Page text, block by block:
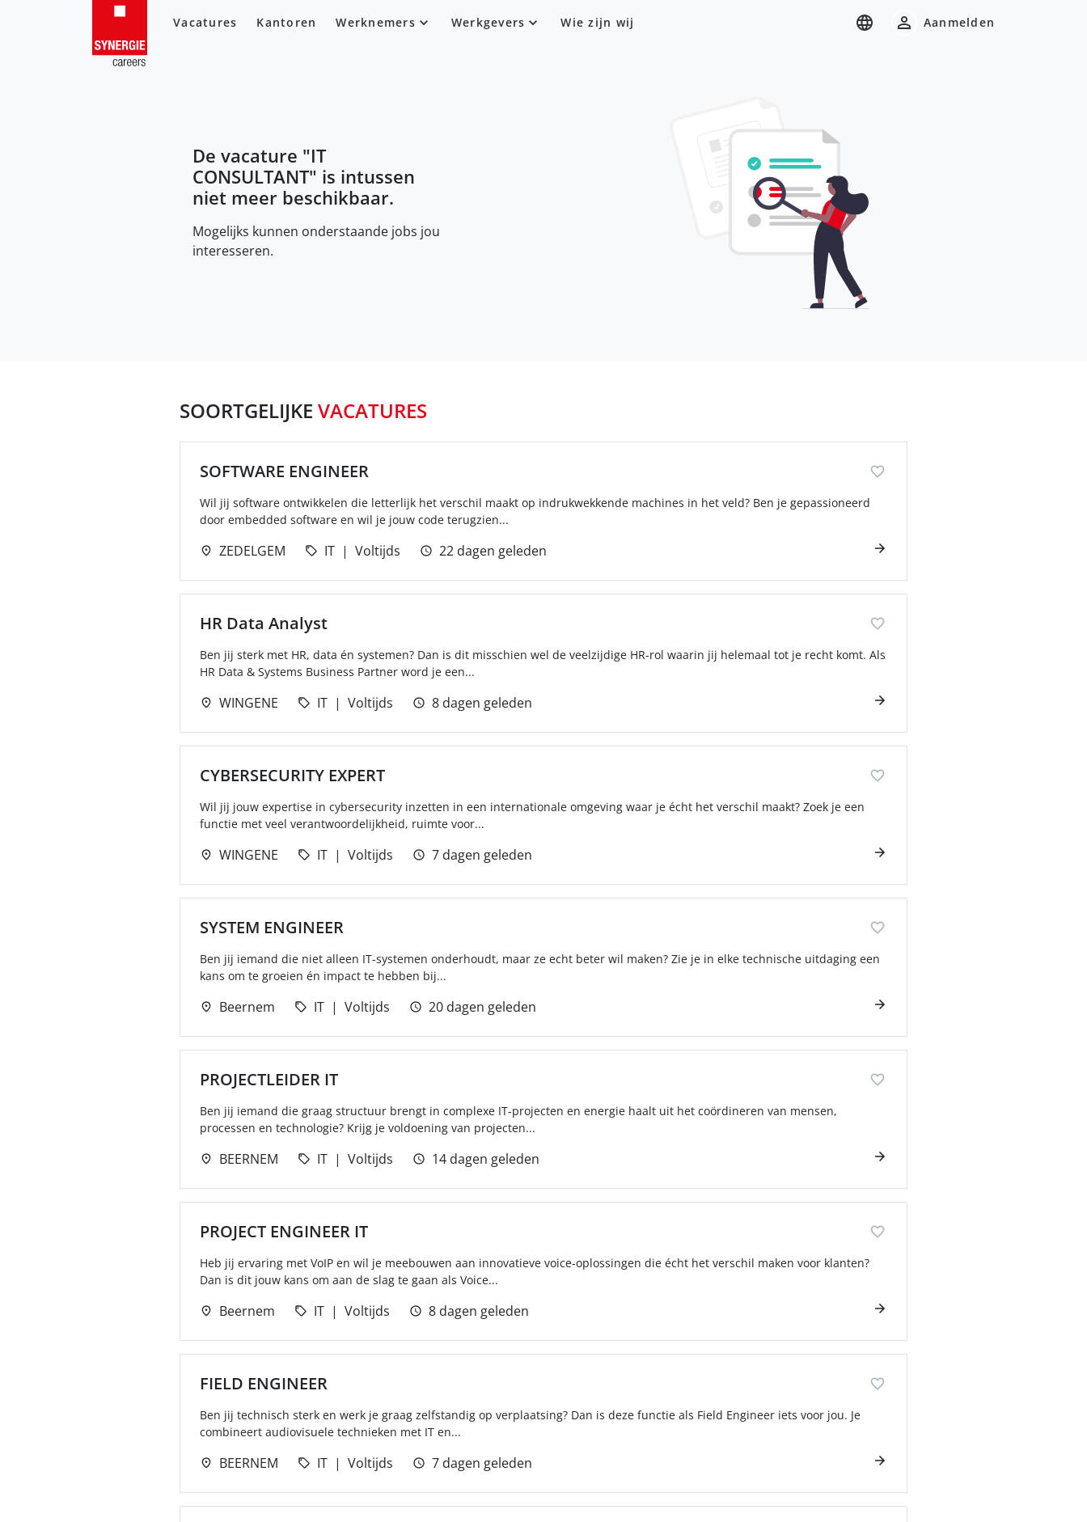
Vacatures Kantoren Werknemers Werkgevers Wie zijn wij Aanmelden
De vacature "IT
CONSULTANT" is intussen
niet meer beschikbaar.
Mogelijks kunnen onderstaande jobs jou
interesseren.
SOORTGELIJKE VACATURES
SOFTWARE ENGINEER
Wil jij software ontwikkelen die letterlijk het verschil maakt op indrukwekkende machines in het veld? Ben je gepassioneerd
door embedded software en wil je jouw code terugzien...
ZEDELGEM IT Voltijds 22 dagen geleden
HR Data Analyst
Ben jij sterk met HR, data én systemen? Dan is dit misschien wel de veelzijdige HR-rol waarin jij helemaal tot je recht komt. Als
HR Data & Systems Business Partner word je een...
WINGENE IT Voltijds 8 dagen geleden
CYBERSECURITY EXPERT
Wil jij jouw expertise in cybersecurity inzetten in een internationale omgeving waar je écht het verschil maakt? Zoek je een
functie met veel verantwoordelijkheid, ruimte voor...
WINGENE IT Voltijds 7 dagen geleden
SYSTEM ENGINEER
Ben jij iemand die niet alleen IT-systemen onderhoudt, maar ze echt beter wil maken? Zie je in elke technische uitdaging een
kans om te groeien én impact te hebben bij...
Beernem IT Voltijds 20 dagen geleden
PROJECTLEIDER IT
Ben jij iemand die graag structuur brengt in complexe IT-projecten en energie haalt uit het coördineren van mensen,
processen en technologie? Krijg je voldoening van projecten...
BEERNEM IT Voltijds 14 dagen geleden
PROJECT ENGINEER IT
Heb jij ervaring met VoIP en wil je meebouwen aan innovatieve voice-oplossingen die écht het verschil maken voor klanten?
Dan is dit jouw kans om aan de slag te gaan als Voice...
Beernem IT Voltijds 8 dagen geleden
FIELD ENGINEER
Ben jij technisch sterk en werk je graag zelfstandig op verplaatsing? Dan is deze functie als Field Engineer iets voor jou. Je
combineert audiovisuele technieken met IT en...
BEERNEM IT Voltijds 7 dagen geleden